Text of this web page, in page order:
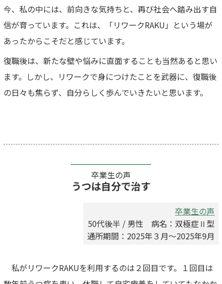
今、私の中には、前向きな気持ちと、再び社会へ踏み出す自
信が育っています。これは、「リワークRAKU」という場が
あったからこそだと感じています。
復職後は、新たな壁や悩みに直面することも当然あると思い
ます。しかし、リワークで身につけたことを武器に、復職後
の日々も焦らず、自分らしく歩んでいきたいと思います。
卒業生の声
うつは自分で治す
卒業生の声
50代後半 / 男性 病名：双極症Ⅱ型
通所期間：2025年３月～2025年9月
私がリワークRAKUを利用するのは２回目です。１回目は